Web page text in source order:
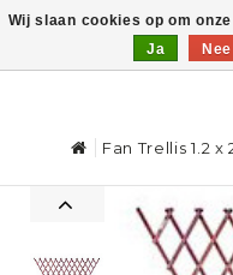
Fan Trellis 1.2
Wij slaan cookies op om
Ja
Nee